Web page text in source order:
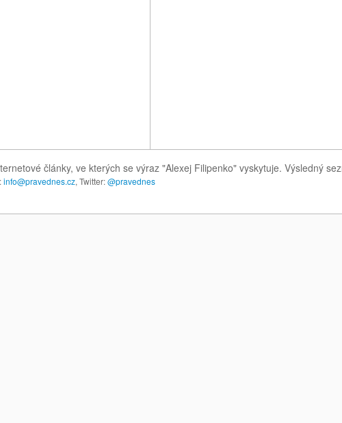
články, ve kterých se výraz "Alexej Filipenko" vyskytuje. Výsledný
info@pravednes.cz, Twitter:@pravednes